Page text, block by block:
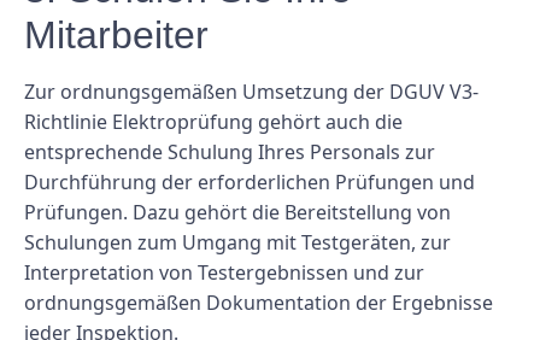
Mitarbeiter
Zur ordnungsgemäßen Umsetzung der DGUV V3-
Richtlinie Elektroprüfung gehört auch die
entsprechende Schulung Ihres Personals zur
Durchführung der erforderlichen Prüfungen und
Prüfungen. Dazu gehört die Bereitstellung von
Schulungen zum Umgang mit Testgeräten, zur
Interpretation von Testergebnissen und zur
ordnungsgemäßen Dokumentation der Ergebnisse
jeder Inspektion.